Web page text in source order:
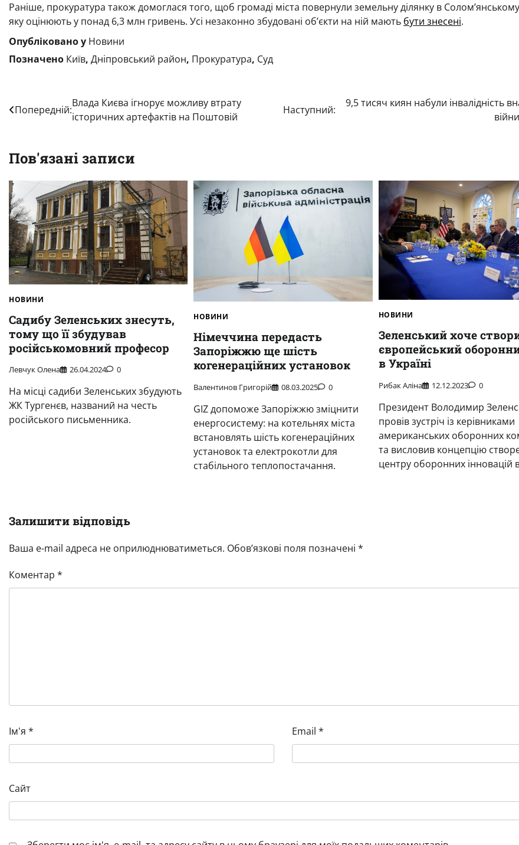
Раніше, прокуратура також домоглася того, щоб громаді міста повернули земельну ділянку в
яку оцінюють у понад 6,3 млн гривень. Усі незаконно збудовані обʼєкти на ній мають бути знесені.
Опубліковано у Новини
Позначено Київ, Дніпровський район, Прокуратура, Суд
Навігація
Попередній:
Влада Києва ігнорує можливу втрату
історичних артефактів на Поштовій
Наступний:
9,5 тисяч киян набули інвалідність
Пов'язані записи
НОВИНИ
Садибу Зеленських знесуть,
тому що її збудував
російськомовний професор
Левчук Олена 26.04.2024 0
На місці садиби Зеленських збудують
ЖК Тургенєв, названий на честь
російського письменника.
НОВИНИ
Німеччина передасть
Запоріжжю ще шість
когенераційних установок
Валентинов Григорій 08.03.2025 0
GIZ допоможе Запоріжжю зміцнити
енергосистему: на котельнях міста
встановлять шість когенераційних
установок та електрокотли для
стабільного теплопостачання.
НОВИНИ
Зеленський хоче
європейський
в Україні
Рибак Аліна 12.12.2023 0
Президент Володимир
провів зустріч із керівниками
американських оборонних
та висловив концепцію
центру оборонних інновацій
Залишити відповідь
Ваша e-mail адреса не оприлюднюватиметься. Обов’язкові поля позначені *
Коментар *
Ім'я * Email *
Сайт